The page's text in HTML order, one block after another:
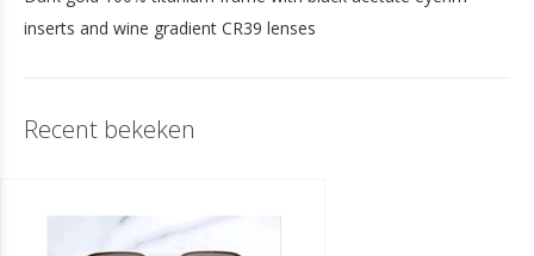
inserts and wine gradient CR39 lenses
Recent bekeken